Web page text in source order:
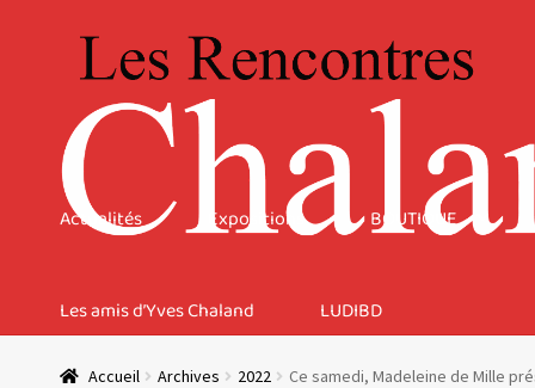
navigation
Actualités Expositions BOUTIQUE
Les amis d’Yves Chaland LUDIBD
Accueil Archives 2022 Ce samedi, Madeleine de Mille